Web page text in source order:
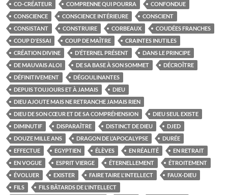
CO-CRÉATEUR COMPRENNE QUI POURRA
CONFONDUE
CONSCIENCE
CONSCIENCE INTÉRIEURE
CONSCIENT
CONSISTANT
CONSTRUIRE CORBEAUX
COUDÉES FRANCHES
COUP D'ESSAI
COUP DE MAÎTRE
CRAINTES INUTILES
CRÉATION DIVINE
D’ÉTERNEL PRÉSENT
DANS LE PRINCIPE
DE MAUVAIS ALOI
DE SA BASE À SON SOMMET
DÉCROÎTRE
DÉFINITIVEMENT
DÉGOULINANTES
DEPUIS TOUJOURS ET À JAMAIS
DIEU
DIEU AJOUTE MAIS NE RETRANCHE JAMAIS RIEN
DIEU DE SON CŒUR ET DE SA COMPRÉHENSION
DIEU SEUL EXISTE
DIMINUTIF
DISPARAÎTRE DISTINCT DE DIEU
DJED
DOUZE MILLE ANS
DRAGON DE L’APOCALYPSE
DURÉE
EFFECTUE
EGYPTIEN ÉLÈVES EN RÉALITÉ
EN RETRAIT
EN VOGUE
ESPRIT VIERGE ÉTERNELLEMENT
ÉTROITEMENT
ÉVOLUER
EXISTER FAIRE TAIRE L'INTELLECT
FAUX-DIEU
FILS
FILS BÂTARDS DE L'INTELLECT